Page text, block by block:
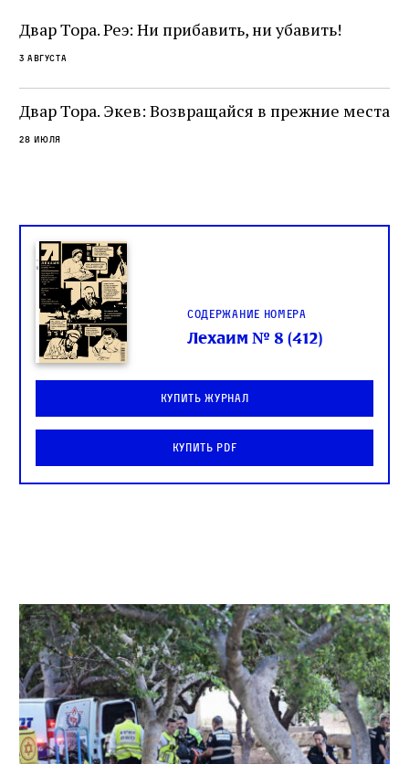
Двар Тора. Реэ: Ни прибавить, ни убавить!
3 августа
Двар Тора. Экев: Возвращайся в прежние места
28 июля
Содержание номера
Лехаим № 8 (412)
Купить журнал
Купить PDF